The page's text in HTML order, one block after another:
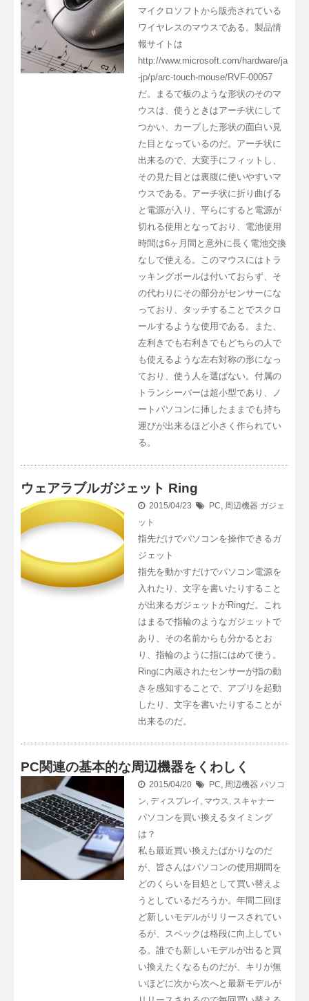
マイクロソフトから販売されている
ワイヤレスのマウスである。製品情
報サイトは
http://www.microsoft.com/hardware/ja
-jp/p/arc-touch-mouse/RVF-00057
だ。まるで板のような形状のそのマ
ウスは、使うときはアーチ状にして
つかい、カーブした形状の面白い見
た目となっているのだ。アーチ状に
出来るので、大変手にフィットし、
その見た目とは裏腹に使いやすいマ
ウスである。アーチ状に折り曲げる
と電源が入り、平らにすると電源が
切れる使用となっており、電池使用
時間は6ヶ月間と意外に長く電池交換
なしで使える。このマウスにはトラ
ッキングボールは付いておらず、そ
の代わりにその部分がセンサーにな
っており、タッチすることでスクロ
ールするような使用である。また、
左利きでも右利きでもどちらの人で
も使えるような左右対称の形になっ
ており、使う人を選ばない。付属の
トランシーバーは超小型であり、ノ
ートパソコンに挿したままでも持ち
運びが出来るほど小さく作られてい
る。
ウェアラブルガジェット Ring
2015/04/23 PC, 周辺機器 ガジェ
ット
指先だけでパソコンを操作できるガ
ジェット
指先を動かすだけでパソコン電源を
入れたり、文字を書いたりすること
が出来るガジェットがRingだ。これ
はまるで指輪のようなガジェットで
あり、その名前からも分かるとお
り、指輪のように指にはめて使う。
Ringに内蔵されたセンサーが指の動
きを感知することで、アプリを起動
したり、文字を書いたりすることが
出来るのだ。
PC関連の基本的な周辺機器をくわしく
2015/04/20 PC, 周辺機器 パソコ
ン, ディスプレイ , マウス, スキャナー
パソコンを買い換えるタイミング
は？
私も最近買い換えたばかりなのだ
が、皆さんはパソコンの使用期間を
どのくらいを目処として買い替えよ
うとしているだろうか。年間二回ほ
ど新しいモデルがリリースされてい
るが、スペックは格段に向上してい
る。誰でも新しいモデルが出ると買
い換えたくなるものだが、キリが無
いほどに次から次へと最新モデルが